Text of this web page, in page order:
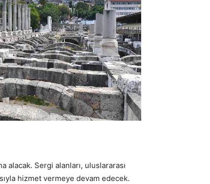
alacak. Sergi alanları, uluslararası
hizmet vermeye devam edecek.